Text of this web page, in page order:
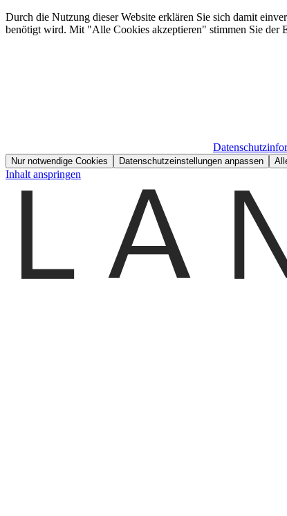
Durch die Nutzung dieser Website erklären Sie sich damit
benötigt wird. Mit "Alle Cookies akzeptieren" stimmen Sie der
Nur notwendige Cookies Datenschutzeinstellungen anpassen
Inhalt anspringen